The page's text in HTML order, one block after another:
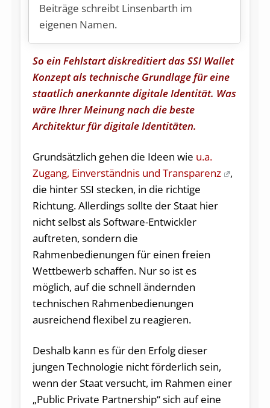
Beiträge schreibt Linsenbarth im
eigenen Namen.
So ein Fehlstart diskreditiert das SSI Wallet
Konzept als technische Grundlage für eine
staatlich anerkannte digitale Identität. Was
wäre Ihrer Meinung nach die beste
Architektur für digitale Identitäten.
Grundsätzlich gehen die Ideen wie u.a.
Zugang, Einverständnis und Transparenz
,
die hinter SSI stecken, in die richtige
Richtung. Allerdings sollte der Staat hier
nicht selbst als Software-Entwickler
auftreten, sondern die
Rahmenbedienungen für einen freien
Wettbewerb schaffen. Nur so ist es
möglich, auf die schnell ändernden
technischen Rahmenbedienungen
ausreichend flexibel zu reagieren.
Deshalb kann es für den Erfolg dieser
jungen Technologie nicht förderlich sein,
wenn der Staat versucht, im Rahmen einer
„Public Private Partnership“ sich auf eine